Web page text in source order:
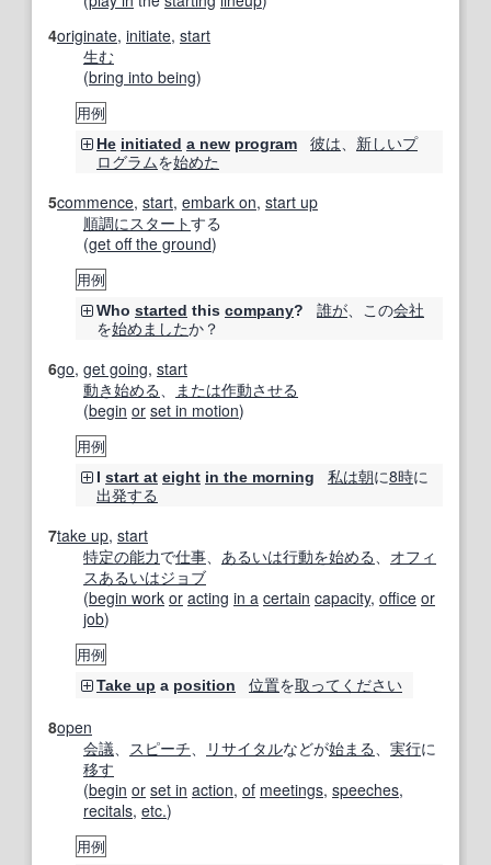
4originate, initiate, start
生む
(bring into being)
用例
He initiated a new program 彼は 新しいプ
ログラムを始めた
5commence, start, embark on, start up
順調に スタートする
(get off the ground)
用例
Who started this company? 誰が 、この会社
を始めましたか？
6go, get going, start
動き始める
または作動させる
(begin or set in motion)
用例
I start at eight in the morning 私は朝に8時に
出発する
7take up, start
特定の能力で仕事 あるいは行動を始める
オフィ
スあるいはジョブ
(begin work or acting in a certain capacity, office or
job)
用例
Take up a position 位置を取ってください
8open
会議
スピーチ リサイタルなどが始まる 実行に
移す
(begin or set in action, of meetings, speeches,
recitals, etc.)
用例